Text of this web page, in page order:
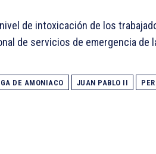
de intoxicación de los
de servicios de emergencia de
DE AMONIACO JUAN PABLO II